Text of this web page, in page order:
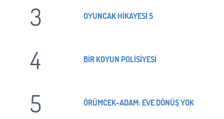
3 OYUNCAK HİKAYESİ 5
4 BİR KOYUN POLİSİYESİ
5 ÖRÜMCEK-ADAM: EVE DÖNÜŞ YOK